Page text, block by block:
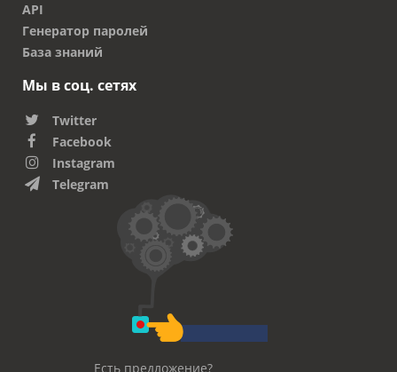
API
Генератор паролей
База знаний
Мы в соц. сетях
Twitter
Facebook
Instagram
Telegram
Есть предложение?